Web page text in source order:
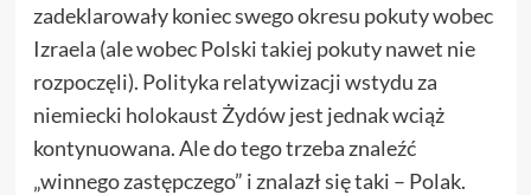
zadeklarowały koniec swego okresu pokuty wobec
Izraela (ale wobec Polski takiej pokuty nawet nie
rozpoczęli). Polityka relatywizacji wstydu za
niemiecki holokaust Żydów jest jednak wciąż
kontynuowana. Ale do tego trzeba znaleźć
„winnego zastępczego” i znalazł się taki – Polak.